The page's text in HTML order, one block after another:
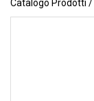
Catalogo Prodotti /